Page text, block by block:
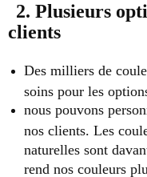
2. Plusieurs
clients
Des milliers de
soins pour les
nous pouvons
nos clients. Les
naturelles sont
rend nos couleurs